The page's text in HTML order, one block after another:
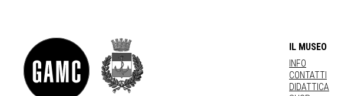
IL MUSEO
INFO
CONTATTI
DIDATTICA